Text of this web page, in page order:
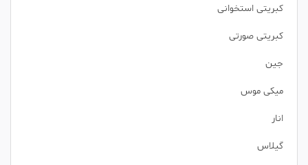
کبریتی استخوانی
کبریتی صورتی
جین
میکی موس
انار
گیلاس